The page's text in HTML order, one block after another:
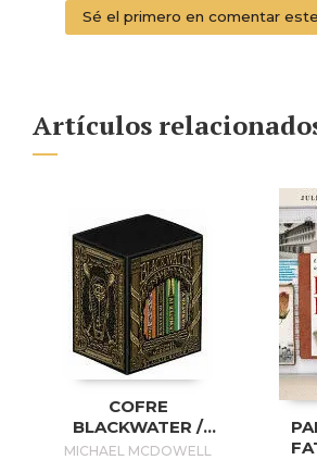
Sé el primero en comentar
Artículos
COFRE
BLACKWATER /
BLACKWATER
MICHAEL MCDOWELL